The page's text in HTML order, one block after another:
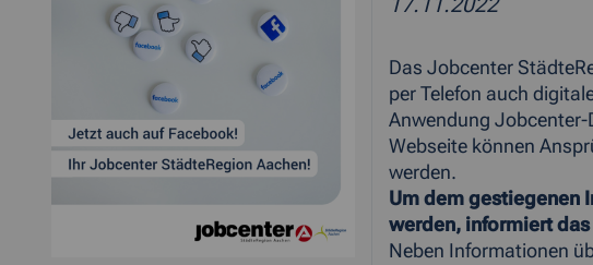
Das Jobcenter
per Telefon auch
Anwendung Jobcenter-
Webseite können
werden.
Um dem gestiegenen
werden, informiert
Neben Informationen